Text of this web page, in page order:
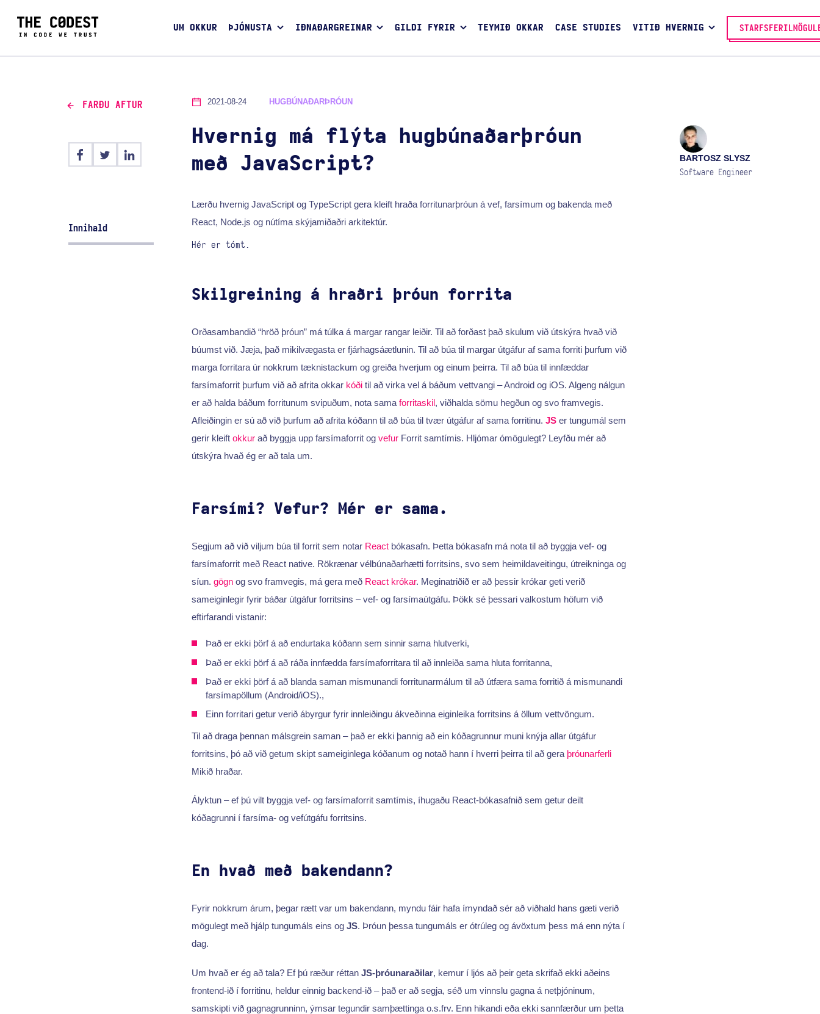
UM OKKUR ÞJÓNUSTA IÐNAÐARGREINAR GILDI FYRIR TEYMIÐ OKKAR CASE STUDIES VITIÐ HVERNIG
FARÐU AFTUR
Innihald
2021-08-24 HUGBÚNAÐARÞRÓUN
Hvernig má flýta hugbúnaðarþróun
með JavaScript?
BARTOSZ SLYSZ
Software Engineer
Lærðu hvernig JavaScript og TypeScript gera kleift hraða forritunarþróun á vef, farsímum og bakenda með
React, Node.js og nútíma skýjamiðaðri arkitektúr.
Hér er tómt.
Skilgreining á hraðri þróun forrita
Orðasambandið “hröð þróun” má túlka á margar rangar leiðir. Til að forðast það skulum við útskýra hvað við
búumst við. Jæja, það mikilvægasta er fjárhagsáætlunin. Til að búa til margar útgáfur af sama forriti þurfum við
marga forritara úr nokkrum tæknistackum og greiða hverjum og einum þeirra. Til að búa til innfæddar
farsímaforrit þurfum við að afrita okkar kóðitil að virka vel á báðum vettvangi – Android og iOS. Algeng nálgun
er að halda báðum forritunum svipuðum, nota sama forritaskil, viðhalda sömu hegðun og svo framvegis.
Afleiðingin er sú að við þurfum að afrita kóðann til að búa til tvær útgáfur af sama forritinu. JSer tungumál sem
gerir kleift okkurað byggja upp farsímaforrit og vefurForrit samtímis. Hljómar ómögulegt? Leyfðu mér að
útskýra hvað ég er að tala um.
Farsími? Vefur? Mér er sama.
Segjum að við viljum búa til forrit sem notar Reactbókasafn. Þetta bókasafn má nota til að byggja vef- og
farsímaforrit með React native. Rökrænar vélbúnaðarhætti forritsins, svo sem heimildaveitingu, útreikninga og
síun. gögnog svo framvegis, má gera með React krókar. Meginatriðið er að þessir krókar geti verið
sameiginlegir fyrir báðar útgáfur forritsins – vef- og farsímaútgáfu. Þökk sé þessari valkostum höfum við
eftirfarandi vistanir:
Það er ekki þörf á að endurtaka kóðann sem sinnir sama hlutverki,
Það er ekki þörf á að ráða innfædda farsímaforritara til að innleiða sama hluta forritanna,
Það er ekki þörf á að blanda saman mismunandi forritunarmálum til að útfæra sama forritið á mismunandi
farsímapöllum (Android/iOS).,
Einn forritari getur verið ábyrgur fyrir innleiðingu ákveðinna eiginleika forritsins á öllum vettvöngum.
Til að draga þennan málsgrein saman – það er ekki þannig að ein kóðagrunnur muni knýja allar útgáfur
forritsins, þó að við getum skipt sameiginlega kóðanum og notað hann í hverri þeirra til að gera þróunarferli
Mikið hraðar.
Ályktun – ef þú vilt byggja vef- og farsímaforrit samtímis, íhugaðu React-bókasafnið sem getur deilt
kóðagrunni í farsíma- og vefútgáfu forritsins.
En hvað með bakendann?
Fyrir nokkrum árum, þegar rætt var um bakendann, myndu fáir hafa ímyndað sér að viðhald hans gæti verið
mögulegt með hjálp tungumáls eins og JS. Þróun þessa tungumáls er ótrúleg og ávöxtum þess má enn nýta í
dag.
Um hvað er ég að tala? Ef þú ræður réttan JS-þróunaraðilar, kemur í ljós að þeir geta skrifað ekki aðeins
frontend-ið í forritinu, heldur einnig backend-ið – það er að segja, séð um vinnslu gagna á netþjóninum,
samskipti við gagnagrunninn, ýmsar tegundir samþættinga o.s.frv. Enn hikandi eða ekki sannfærður um þetta